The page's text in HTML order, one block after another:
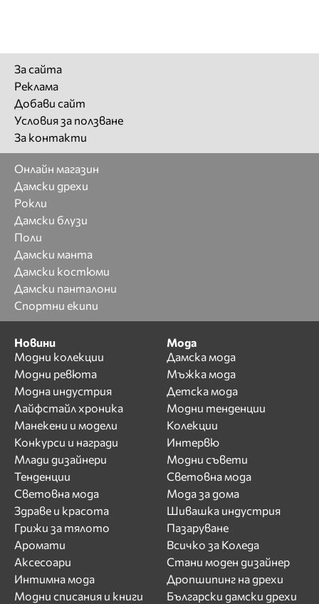
За сайта
Реклама
Добави сайт
Условия за ползване
За контакти
Онлайн магазин
Дамски дрехи
Рокли
Дамски блузи
Поли
Дамски манта
Дамски костюми
Дамски панталони
Спортни екипи
Новини
Модни колекции
Модни ревюта
Модна индустрия
Лайфстайл хроника
Манекени и модели
Конкурси и награди
Млади дизайнери
Тенденции
Световна мода
Здраве и красота
Грижи за тялото
Аромати
Аксесоари
Интимна мода
Модни списания и книги
Мода
Дамска мода
Мъжка мода
Детска мода
Модни тенденции
Колекции
Интервю
Модни съвети
Световна мода
Мода за дома
Шивашка индустрия
Пазаруване
Всичко за Коледа
Стани моден дизайнер
Дропшипинг на дрехи
Български дамски дрехи